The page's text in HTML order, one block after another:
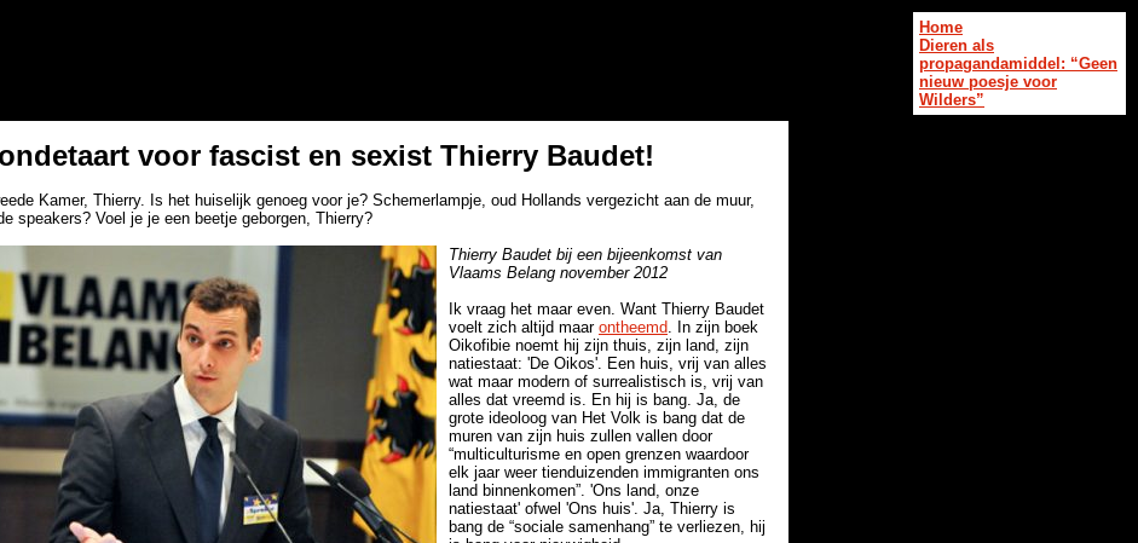
Home
Dieren als
propagandamiddel: “Geen
nieuw poesje voor
Wilders”
voor fascist en sexist Thierry Baudet!
Kamer, Thierry. Is het huiselijk genoeg voor je? Schemerlampje, oud Hollands vergezicht aan de muur,
speakers? Voel je je een beetje geborgen, Thierry?
Thierry Baudet bij een bijeenkomst van
Vlaams Belang november 2012
Ik vraag het maar even. Want Thierry Baudet
voelt zich altijd maar ontheemd. In zijn boek
Oikofibie noemt hij zijn thuis, zijn land, zijn
natiestaat: 'De Oikos'. Een huis, vrij van alles
wat maar modern of surrealistisch is, vrij van
alles dat vreemd is. En hij is bang. Ja, de
grote ideoloog van Het Volk is bang dat de
muren van zijn huis zullen vallen door
“multiculturisme en open grenzen waardoor
elk jaar weer tienduizenden immigranten ons
land binnenkomen”. 'Ons land, onze
natiestaat' ofwel 'Ons huis'. Ja, Thierry is
bang de “sociale samenhang” te verliezen, hij